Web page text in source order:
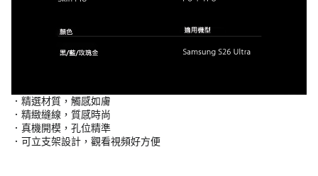
．精選材質，觸感如膚
．精緻縫線，質感時尚
．真機開模，孔位精準
．可立支架設計，觀看視頻好方便